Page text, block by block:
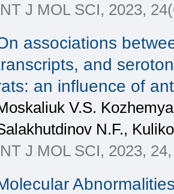
J MOL SCI, 2023,
associations
and
an influence of
V.S.
N.F.,
J MOL SCI, 2023,